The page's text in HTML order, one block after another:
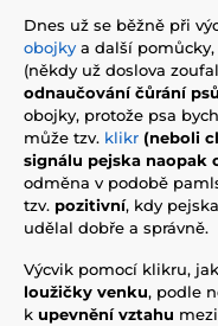
Dnes už se běžně při
obojky a další
(někdy už doslova
odnaučování čůrání
obojky, protože psa
může tzv. klikr (neboli
signálu pejska naopak
odměna v podobě
tzv. pozitivní, kdy pejska
udělal dobře a správně.
Výcvik pomocí klikru,
loužičky venku, podle
k upevnění vztahu